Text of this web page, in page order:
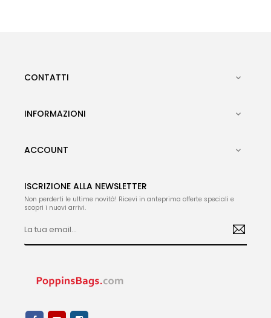
CONTATTI 
INFORMAZIONI 
ACCOUNT 
ISCRIZIONE ALLA NEWSLETTER
Non perderti le ultime novità! Ricevi in anteprima offerte speciali e
scopri i nuovi arrivi.